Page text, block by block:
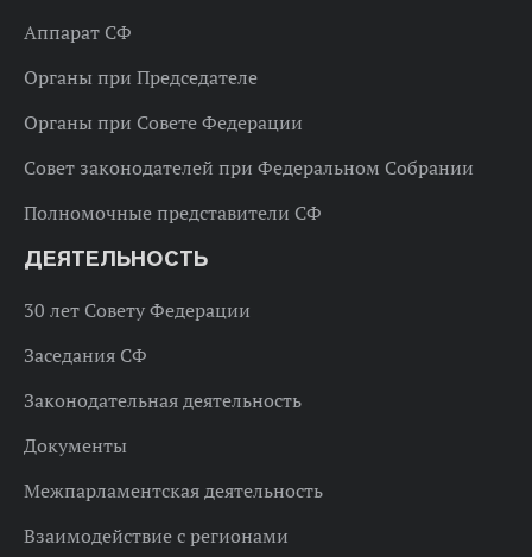
Аппарат СФ
Органы при Председателе
Органы при Совете Федерации
Совет законодателей при Федеральном Собрании
Полномочные представители СФ
ДЕЯТЕЛЬНОСТЬ
30 лет Совету Федерации
Заседания СФ
Законодательная деятельность
Документы
Межпарламентская деятельность
Взаимодействие с регионами